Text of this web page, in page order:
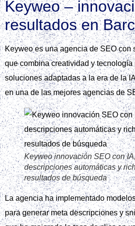
Keyweo –
resultados en
Keyweo es una agencia de SEO con
que combina creatividad y tecnología
soluciones adaptadas a la era de la
en una de las mejores agencias de
Keyweo innovación SEO con
descripciones automáticas y
resultados de búsqueda
La agencia ha implementado
para generar meta descripciones y